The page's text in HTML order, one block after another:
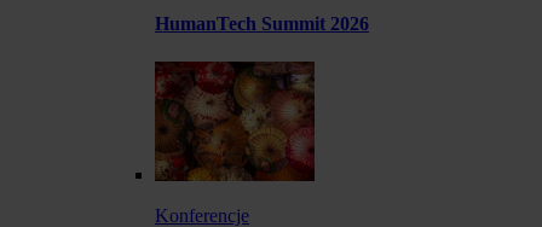
HumanTech Summit 2026
Konferencje